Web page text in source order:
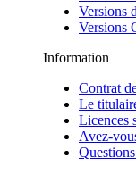
Versions
Versions
Information
Contrat
Le
Licences
Avez-